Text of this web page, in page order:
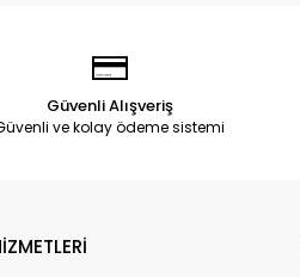
Güvenli Alışveriş
ve kolay ödeme sistemi